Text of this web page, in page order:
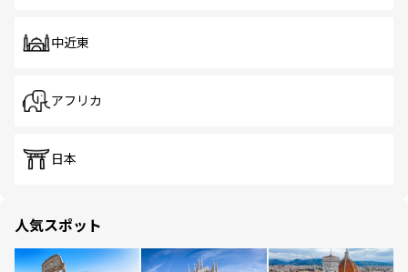
中近東
アフリカ
日本
人気スポット